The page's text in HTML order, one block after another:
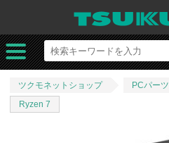
ツクモネットショップ PCパーツ
Ryzen 7